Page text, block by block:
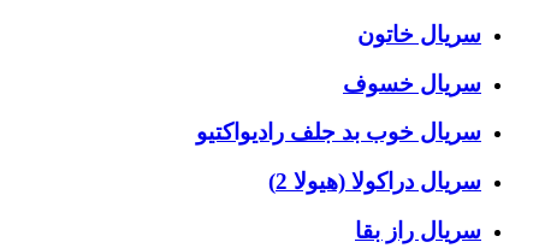
سریال خاتون
سریال خسوف
سریال خوب بد جلف رادیواکتیو
سریال دراکولا (هیولا 2)
سریال راز بقا